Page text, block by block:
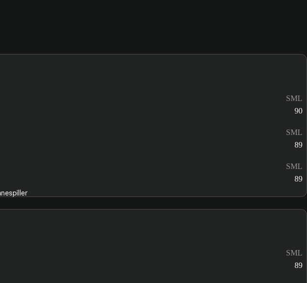
SML
90
SML
89
SML
89
SML
89